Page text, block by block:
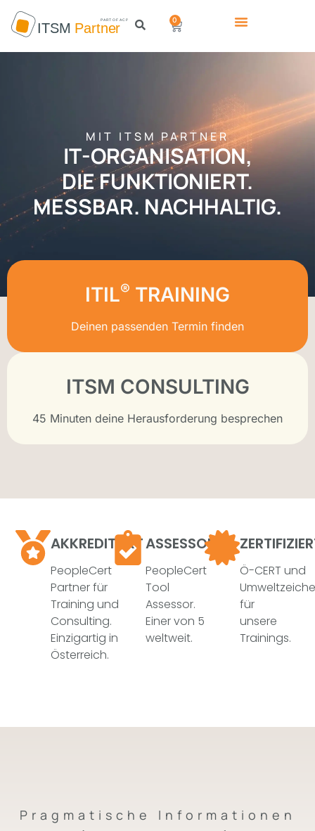
0
MIT ITSM PARTNER
IT-ORGANISATION,
DIE FUNKTIONIERT.
MESSBAR. NACHHALTIG.
ITIL® TRAINING
Deinen passenden Termin finden
ITSM CONSULTING
45 Minuten deine Herausforderung besprechen
AKKREDITIERT
PeopleCert
Partner für
Training und
Consulting.
Einzigartig in
Österreich.
ASSESSOR
PeopleCert
Tool
Assessor.
Einer von 5
weltweit.
Ö-CERT und
für
unsere
Trainings.
Pragmatische Informationen